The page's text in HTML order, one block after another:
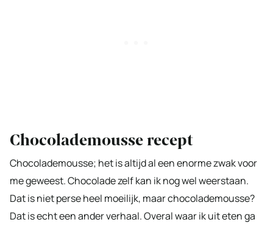
Chocolademousse recept
Chocolademousse; het is altijd al een enorme zwak voor
me geweest. Chocolade zelf kan ik nog wel weerstaan.
Dat is niet perse heel moeilijk, maar chocolademousse?
Dat is echt een ander verhaal. Overal waar ik uit eten ga